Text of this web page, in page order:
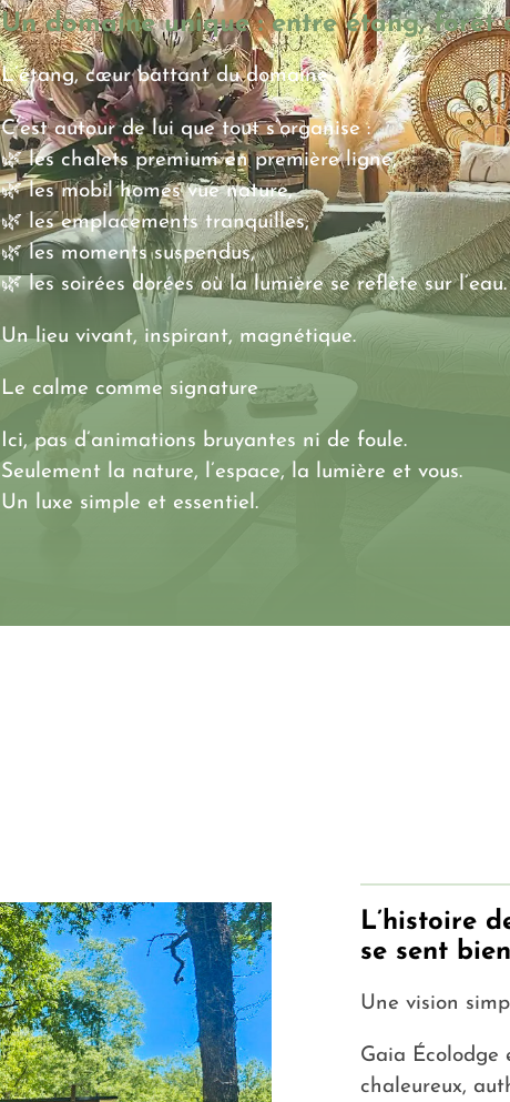
Un domaine unique : entre étang, forêt
L’étang, cœur battant du domaine
C’est autour de lui que tout s’organise :
🌿 les chalets premium en première ligne,
🌿 les mobil homes vue nature,
🌿 les emplacements tranquilles,
🌿 les moments suspendus,
🌿 les soirées dorées où la lumière se reflète sur l’eau.
Un lieu vivant, inspirant, magnétique.
Le calme comme signature
Ici, pas d’animations bruyantes ni de foule.
Seulement la nature, l’espace, la lumière et vous.
Un luxe simple et essentiel.
L’histoire
se sent bien
Une vision
Gaia Écolodge
chaleureux,